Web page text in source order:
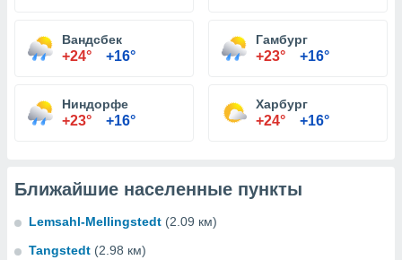
Вандсбек
+24° +16°
Гамбург
+23° +16°
Ниндорфе
+23° +16°
Харбург
+24° +16°
Ближайшие населенные пункты
Lemsahl-Mellingstedt (2.09 км)
Tangstedt (2.98 км)